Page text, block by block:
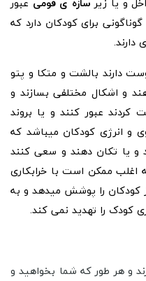
گوناگونی برای کودکان دارد که
دارند بالشت و متکا و پتو
و اشکال مختلفی بسازند و
عبور کنند و یا بروند
و انرژی کودکان میباشد که
و یا تکان دهند و سعی کنند
اغلب ممکن است با خرابکاری
کودکان را پوشش میدهد و به
کودک را تهدید نمی کند.
و هر طور که شما بخواهید و